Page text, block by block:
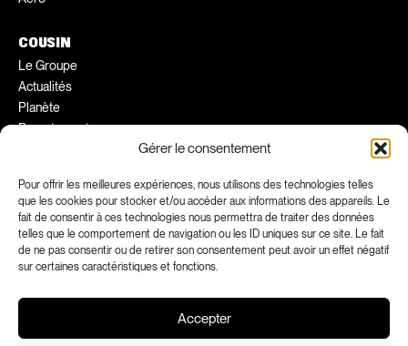
Gérer le consentement
Pour offrir les meilleures expériences, nous utilisons des technologies telles
que les cookies pour stocker et/ou accéder aux informations des appareils. Le
fait de consentir à ces technologies nous permettra de traiter des données
telles que le comportement de navigation ou les ID uniques sur ce site. Le fait
de ne pas consentir ou de retirer son consentement peut avoir un effet négatif
sur certaines caractéristiques et fonctions.
Accepter
COUSIN
Le Groupe
Actualités
Planète
Recrutement
FACEBOOK INSTAGRAM
LINKEDIN YOUTUBE